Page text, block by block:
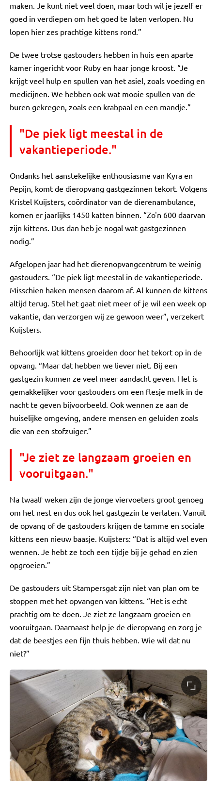
maken. Je kunt niet veel doen, maar toch wil je jezelf er
goed in verdiepen om het goed te laten verlopen. Nu
lopen hier zes prachtige kittens rond.”
De twee trotse gastouders hebben in huis een aparte
kamer ingericht voor Ruby en haar jonge kroost. “Je
krijgt veel hulp en spullen van het asiel, zoals voeding en
medicijnen. We hebben ook wat mooie spullen van de
buren gekregen, zoals een krabpaal en een mandje.”
"De piek ligt meestal in de
vakantieperiode."
Ondanks het aanstekelijke enthousiasme van Kyra en
Pepijn, komt de dieropvang gastgezinnen tekort. Volgens
Kristel Kuijsters, coördinator van de dierenambulance,
komen er jaarlijks 1450 katten binnen. “Zo'n 600 daarvan
zijn kittens. Dus dan heb je nogal wat gastgezinnen
nodig.”
Afgelopen jaar had het dierenopvangcentrum te weinig
gastouders. “De piek ligt meestal in de vakantieperiode.
Misschien haken mensen daarom af. Al kunnen de kittens
altijd terug. Stel het gaat niet meer of je wil een week op
vakantie, dan verzorgen wij ze gewoon weer”, verzekert
Kuijsters.
Behoorlijk wat kittens groeiden door het tekort op in de
opvang. “Maar dat hebben we liever niet. Bij een
gastgezin kunnen ze veel meer aandacht geven. Het is
gemakkelijker voor gastouders om een flesje melk in de
nacht te geven bijvoorbeeld. Ook wennen ze aan de
huiselijke omgeving, andere mensen en geluiden zoals
die van een stofzuiger.”
"Je ziet ze langzaam groeien en
vooruitgaan."
Na twaalf weken zijn de jonge viervoeters groot genoeg
om het nest en dus ook het gastgezin te verlaten. Vanuit
de opvang of de gastouders krijgen de tamme en sociale
kittens een nieuw baasje. Kuijsters: “Dat is altijd wel even
wennen. Je hebt ze toch een tijdje bij je gehad en zien
opgroeien.”
De gastouders uit Stampersgat zijn niet van plan om te
stoppen met het opvangen van kittens. “Het is echt
prachtig om te doen. Je ziet ze langzaam groeien en
vooruitgaan. Daarnaast help je de dieropvang en zorg je
dat de beestjes een fijn thuis hebben. Wie wil dat nu
niet?”